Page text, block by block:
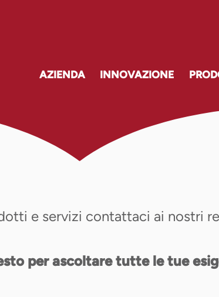
AZIENDA INNOVAZIONE
e servizi contattaci ai nostri
per ascoltare tutte le tue